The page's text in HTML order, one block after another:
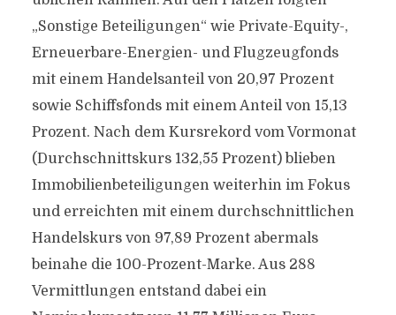
„Sonstige Beteiligungen“ wie Private-Equity-,
Erneuerbare-Energien- und Flugzeugfonds
mit einem Handelsanteil von 20,97 Prozent
sowie Schiffsfonds mit einem Anteil von 15,13
Prozent. Nach dem Kursrekord vom Vormonat
(Durchschnittskurs 132,55 Prozent) blieben
Immobilienbeteiligungen weiterhin im Fokus
und erreichten mit einem durchschnittlichen
Handelskurs von 97,89 Prozent abermals
beinahe die 100-Prozent-Marke. Aus 288
Vermittlungen entstand dabei ein